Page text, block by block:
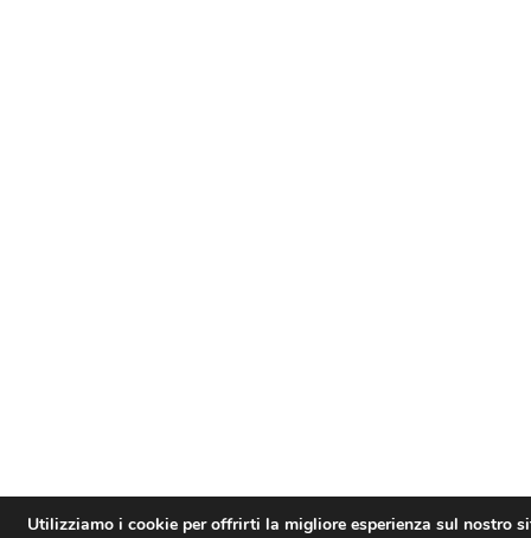
Utilizziamo i cookie per offrirti la migliore esperienza sul nostro